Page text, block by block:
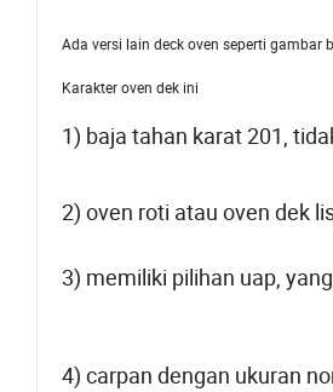
Ada versi lain deck oven seperti gambar
Karakter oven dek ini
1) baja tahan karat 201,
2) oven roti atau oven dek
3) memiliki pilihan uap,
4) carpan dengan ukuran